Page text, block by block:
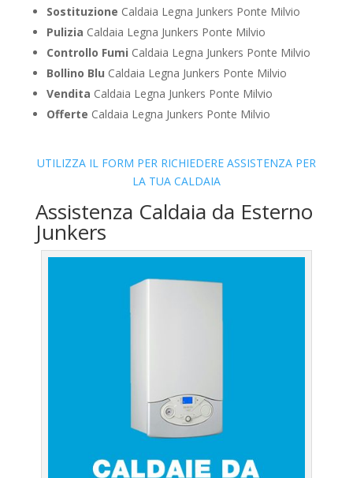
Sostituzione Caldaia Legna Junkers Ponte Milvio
Pulizia Caldaia Legna Junkers Ponte Milvio
Controllo Fumi Caldaia Legna Junkers Ponte Milvio
Bollino Blu Caldaia Legna Junkers Ponte Milvio
Vendita Caldaia Legna Junkers Ponte Milvio
Offerte Caldaia Legna Junkers Ponte Milvio
UTILIZZA IL FORM PER RICHIEDERE ASSISTENZA PER
LA TUA CALDAIA
Assistenza Caldaia da Esterno
Junkers